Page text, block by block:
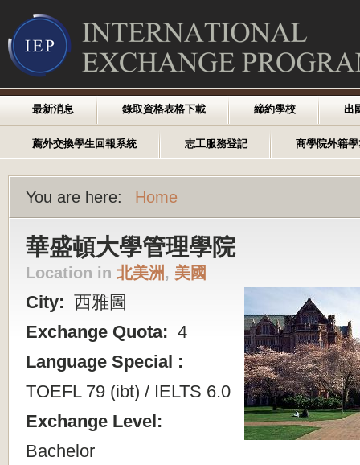
最新消息 錄取資格表格下載 締約學校 出
薦外交換學生回報系統 志工服務登記 商學院外籍
You are here: Home
華盛頓大學管理學院
Location in 北美洲, 美國
City: 西雅圖
Exchange Quota: 4
Language Special :
TOEFL 79 (ibt) / IELTS 6.0
Exchange Level:
Bachelor